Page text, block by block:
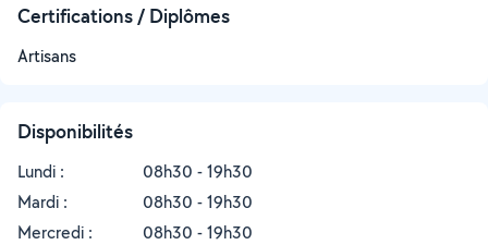
Certifications / Diplômes
Artisans
Disponibilités
Lundi :
08h30 - 19h30
Mardi :
08h30 - 19h30
Mercredi :
08h30 - 19h30